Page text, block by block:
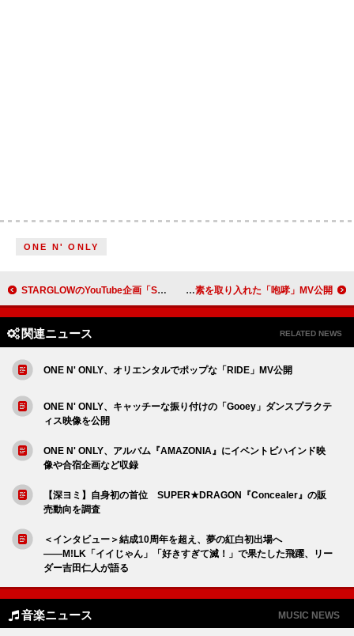
ONE N' ONLY
STARGLOWのYouTube企画「SG LAB」始動、第1弾はTAIKI＆GOICHIによるサイファー 友成空、『キングダム』を想起させる要素を取り入れた「咆哮」MV公開
関連ニュース RELATED NEWS
ONE N' ONLY、オリエンタルでポップな「RIDE」MV公開
ONE N' ONLY、キャッチーな振り付けの「Gooey」ダンスプラクテ
ィス映像を公開
ONE N' ONLY、アルバム『AMAZONIA』にイベントビハインド映
像や合宿企画など収録
【深ヨミ】自身初の首位 SUPER★DRAGON『Concealer』の販
売動向を調査
＜インタビュー＞結成10周年を超え、夢の紅白初出場へ
――M!LK「イイじゃん」「好きすぎて滅！」で果たした飛躍、リー
ダー吉田仁人が語る
音楽ニュース MUSIC NEWS